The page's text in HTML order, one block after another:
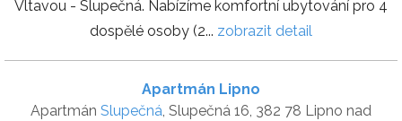
Vltavou - Slupečná. Nabízíme komfortní ubytování pro 4
dospělé osoby (2... zobrazit detail
Apartmán Lipno
Apartmán Slupečná, Slupečná 16, 382 78 Lipno nad